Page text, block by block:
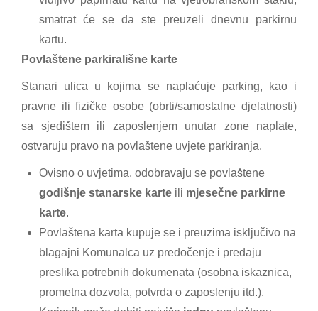
smatrat će se da ste preuzeli dnevnu parkirnu
kartu.
Povlaštene parkirališne karte
Stanari ulica u kojima se naplaćuje parking, kao i
pravne ili fizičke osobe (obrti/samostalne djelatnosti)
sa sjedištem ili zaposlenjem unutar zone naplate,
ostvaruju pravo na povlaštene uvjete parkiranja.
Ovisno o uvjetima, odobravaju se povlaštene
godišnje stanarske karte ili mjesečne parkirne
karte.
Povlaštena karta kupuje se i preuzima isključivo na
blagajni Komunalca uz predočenje i predaju
preslika potrebnih dokumenata (osobna iskaznica,
prometna dozvola, potvrda o zaposlenju itd.).